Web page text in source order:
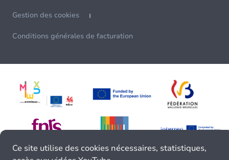
Gestion des cookies
Conditions générales de facturation
Ce site utilise des cookies nécessaires, statistiques,